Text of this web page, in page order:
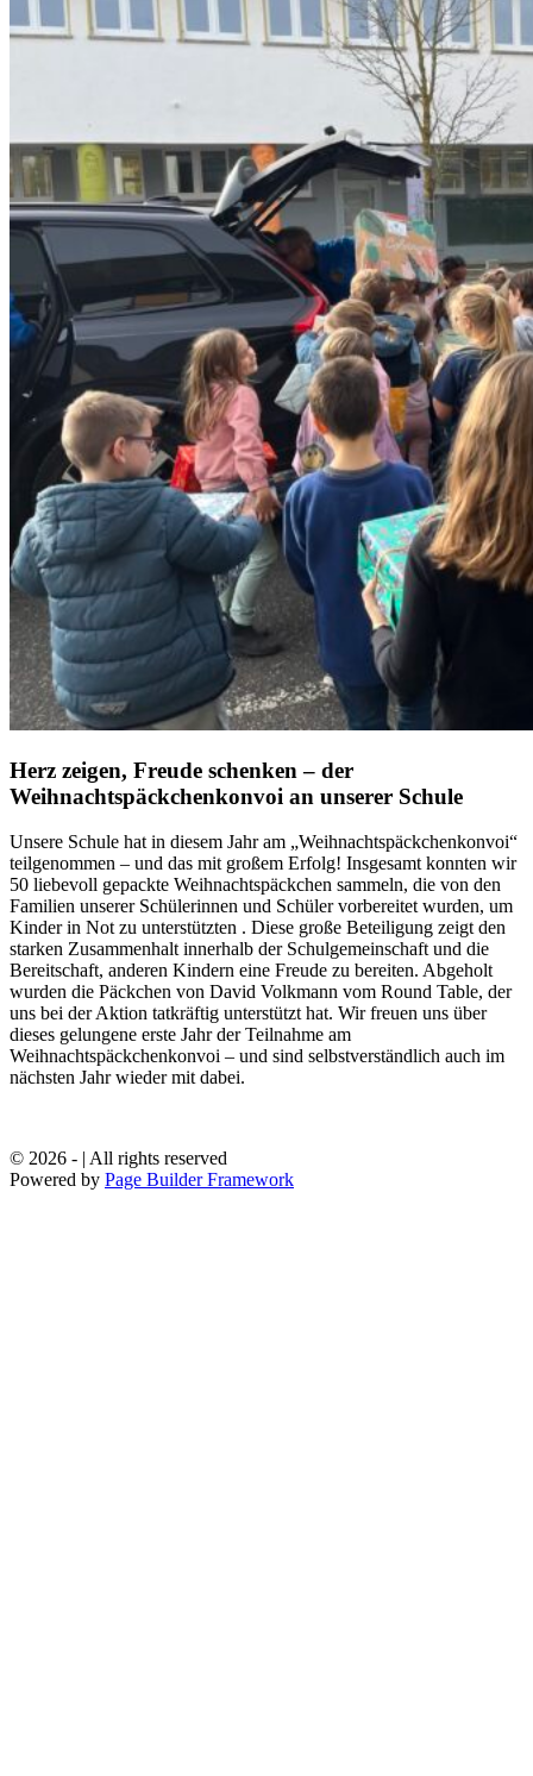
Herz zeigen, Freude schenken – der
Weihnachtspäckchenkonvoi an unserer Schule
Unsere Schule hat in diesem Jahr am „Weihnachtspäckchenkonvoi“
teilgenommen – und das mit großem Erfolg! Insgesamt konnten wir
50 liebevoll gepackte Weihnachtspäckchen sammeln, die von den
Familien unserer Schülerinnen und Schüler vorbereitet wurden, um
Kinder in Not zu unterstützten . Diese große Beteiligung zeigt den
starken Zusammenhalt innerhalb der Schulgemeinschaft und die
Bereitschaft, anderen Kindern eine Freude zu bereiten. Abgeholt
wurden die Päckchen von David Volkmann vom Round Table, der
uns bei der Aktion tatkräftig unterstützt hat. Wir freuen uns über
dieses gelungene erste Jahr der Teilnahme am
Weihnachtspäckchenkonvoi – und sind selbstverständlich auch im
nächsten Jahr wieder mit dabei.
© 2026 - | All rights reserved
Powered by Page Builder Framework